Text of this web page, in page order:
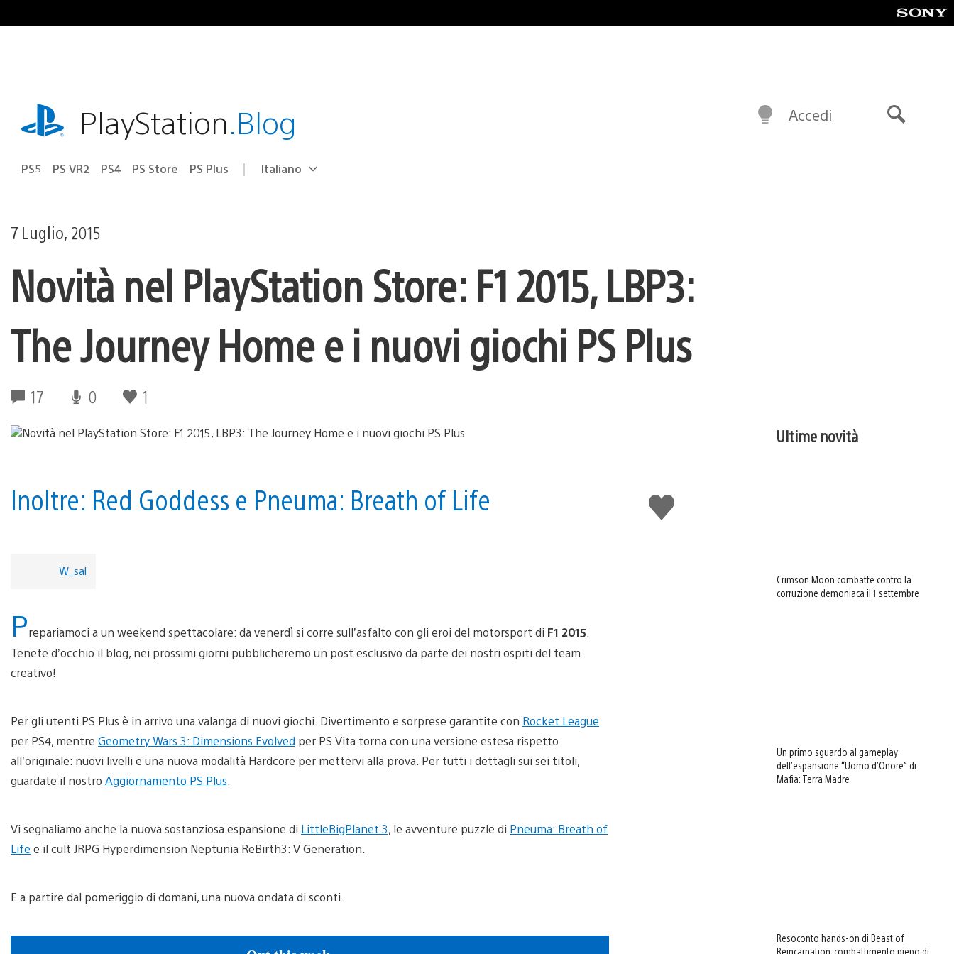
al
playstation.comPlayStation.Blog
PS5 PS VR2 PS4 PS Store PS Plus Seleziona
Regione
Italiano
Accedi
7 Luglio, 2015
Novità nel PlayStation Store: F1 2015, LBP3:
The Journey Home e i nuovi giochi PS Plus
17 0 1
Mi
piace
Inoltre: Red Goddess e Pneuma: Breath of Life
W_sal
Prepariamoci a un weekend spettacolare: da venerdì si corre sull’asfalto con gli eroi del motorsport di F1 2015
Tenete d’occhio il blog, nei prossimi giorni pubblicheremo un post esclusivo da parte dei nostri ospiti del team
creativo!
Per gli utenti PS Plus è in arrivo una valanga di nuovi giochi. Divertimento e sorprese garantite con Rocket League
per PS4, mentre Geometry Wars 3: Dimensions Evolved per PS Vita torna con una versione estesa rispetto
all’originale: nuovi livelli e una nuova modalità Hardcore per mettervi alla prova. Per tutti i dettagli sui sei titoli,
guardate il nostro Aggiornamento PS Plus
Vi segnaliamo anche la nuova sostanziosa espansione di LittleBigPlanet 3, le avventure puzzle di Pneuma: Breath of
Life e il cult JRPG Hyperdimension Neptunia ReBirth3: V Generation.
E a partire dal pomeriggio di domani, una nuova ondata di sconti.
Ultime novità
Crimson Moon combatte contro la
corruzione demoniaca il 1 settembre
Un primo sguardo al gameplay
dell’espansione “Uomo d’Onore” di
Mafia: Terra Madre
Resoconto hands-on di Beast of
Reincarnation: combattimento pieno di